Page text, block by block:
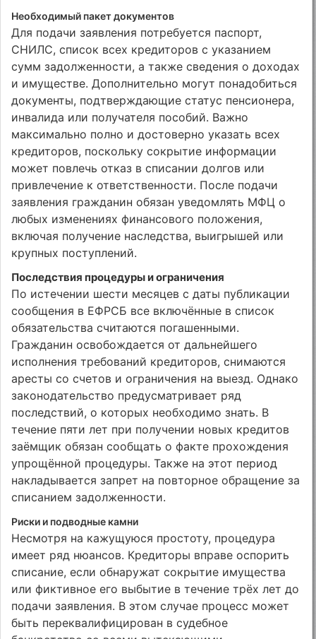
Необходимый пакет документов
Для подачи заявления потребуется паспорт,
СНИЛС, список всех кредиторов с указанием
сумм задолженности, а также сведения о доходах
и имуществе. Дополнительно могут понадобиться
документы, подтверждающие статус пенсионера,
инвалида или получателя пособий. Важно
максимально полно и достоверно указать всех
кредиторов, поскольку сокрытие информации
может повлечь отказ в списании долгов или
привлечение к ответственности. После подачи
заявления гражданин обязан уведомлять МФЦ о
любых изменениях финансового положения,
включая получение наследства, выигрышей или
крупных поступлений.
Последствия процедуры и ограничения
По истечении шести месяцев с даты публикации
сообщения в ЕФРСБ все включённые в список
обязательства считаются погашенными.
Гражданин освобождается от дальнейшего
исполнения требований кредиторов, снимаются
аресты со счетов и ограничения на выезд. Однако
законодательство предусматривает ряд
последствий, о которых необходимо знать. В
течение пяти лет при получении новых кредитов
заёмщик обязан сообщать о факте прохождения
упрощённой процедуры. Также на этот период
накладывается запрет на повторное обращение за
списанием задолженности.
Риски и подводные камни
Несмотря на кажущуюся простоту, процедура
имеет ряд нюансов. Кредиторы вправе оспорить
списание, если обнаружат сокрытие имущества
или фиктивное его выбытие в течение трёх лет до
подачи заявления. В этом случае процесс может
быть переквалифицирован в судебное